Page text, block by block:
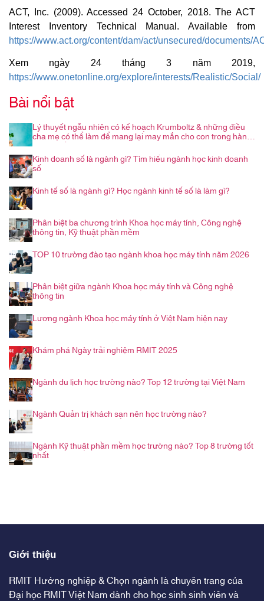
ACT, Inc. (2009). Accessed 24 October, 2018. The ACT
Interest Inventory Technical Manual. Available from
https://www.act.org/content/dam/act/unsecured/documents/
Xem ngày 24 tháng 3 năm 2019,
https://www.onetonline.org/explore/interests/Realistic/Social/
Bài nổi bật
Lý thuyết ngẫu nhiên có kế hoạch Krumboltz & những điều
cha mẹ có thể làm để mang lại may mắn cho con trong hành
trình nghề nghiệp
Kinh doanh số là ngành gì? Tìm hiểu ngành học kinh doanh
số
Kinh tế số là ngành gì? Học ngành kinh tế số là làm gì?
Phân biệt ba chương trình Khoa học máy tính, Công nghệ
thông tin, Kỹ thuật phần mềm
TOP 10 trường đào tạo ngành khoa học máy tính năm 2026
Phân biệt giữa ngành Khoa học máy tính và Công nghệ
thông tin
Lương ngành Khoa học máy tính ở Việt Nam hiện nay
Khám phá Ngày trải nghiệm RMIT 2025
Ngành du lịch học trường nào? Top 12 trường tại Việt Nam
Ngành Quản trị khách sạn nên học trường nào?
Ngành Kỹ thuật phần mềm học trường nào? Top 8 trường tốt
nhất
Giới thiệu
RMIT Hướng nghiệp & Chọn ngành là chuyên trang của
Đại học RMIT Việt Nam dành cho học sinh sinh viên và